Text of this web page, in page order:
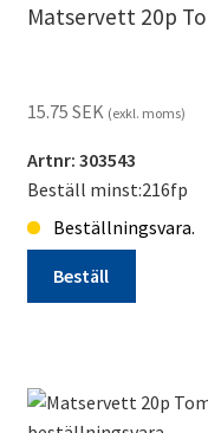
Vinter
Matservett 20p
15.75 SEK (exkl. moms)
Artnr: 303543
Beställ minst:216fp
Beställningsvara.
Beställ
Jul